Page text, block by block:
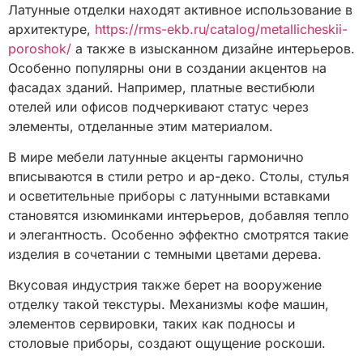
Латунные отделки находят активное использование в
архитектуре, https://rms-ekb.ru/catalog/metallicheskii-
poroshok/ а также в изысканном дизайне интерьеров.
Особенно популярны они в создании акцентов на
фасадах зданий. Например, платные вестибюли
отелей или офисов подчеркивают статус через
элементы, отделанные этим материалом.
В мире мебели латунные акценты гармонично
вписываются в стили ретро и ар-деко. Столы, стулья
и осветительные приборы с латунными вставками
становятся изюминками интерьеров, добавляя тепло
и элегантность. Особенно эффектно смотрятся такие
изделия в сочетании с темными цветами дерева.
Вкусовая индустрия также берет на вооружение
отделку такой текстуры. Механизмы кофе машин,
элементов сервировки, таких как подносы и
столовые приборы, создают ощущение роскоши.